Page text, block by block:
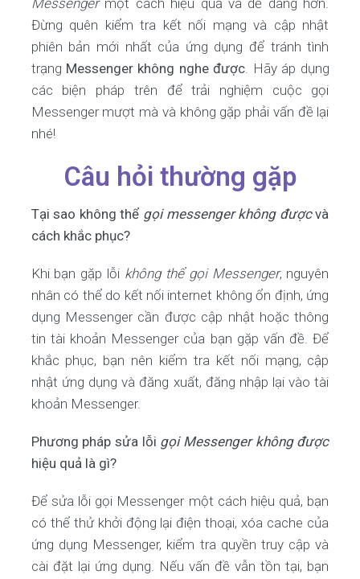
Messengermột cách hiệu quả và dễ dàng hơn.
Đừng quên kiểm tra kết nối mạng và cập nhật
phiên bản mới nhất của ứng dụng để tránh tình
trạng Messenger không nghe được. Hãy áp dụng
các biện pháp trên để trải nghiệm cuộc gọi
Messenger mượt mà và không gặp phải vấn đề lại
nhé!
Câu hỏi thường gặp
Tại sao không thể gọi messenger không đượcvà
cách khắc phục?
Khi bạn gặp lỗi không thể gọi Messenger, nguyên
nhân có thể do kết nối internet không ổn định, ứng
dụng Messenger cần được cập nhật hoặc thông
tin tài khoản Messenger của bạn gặp vấn đề. Để
khắc phục, bạn nên kiểm tra kết nối mạng, cập
nhật ứng dụng và đăng xuất, đăng nhập lại vào tài
khoản Messenger.
Phương pháp sửa lỗi gọi Messenger không được
hiệu quả là gì?
Để sửa lỗi gọi Messenger một cách hiệu quả, bạn
có thể thử khởi động lại điện thoại, xóa cache của
ứng dụng Messenger, kiểm tra quyền truy cập và
cài đặt lại ứng dụng. Nếu vấn đề vẫn tồn tại, bạn